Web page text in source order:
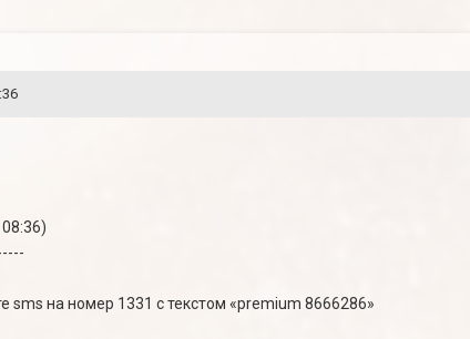
sms на номер 1331 с текстом «premium 8666286»